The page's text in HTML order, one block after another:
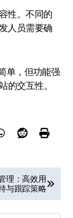
性。不同的
人员需要确
单，但功能强
的交互性。
理：高效用
与跟踪策略